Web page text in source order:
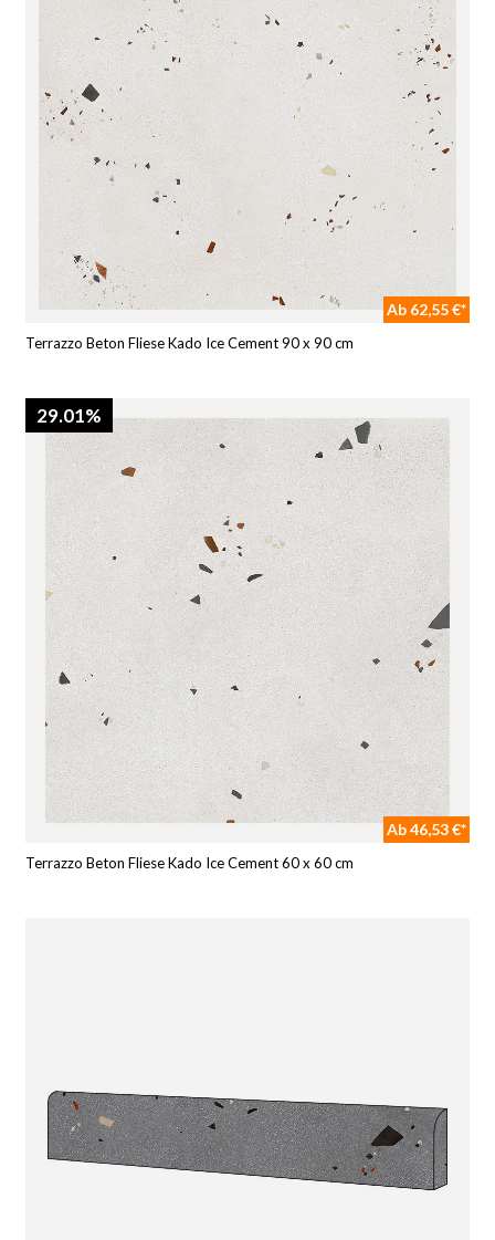
Ab 62,55 €*
Terrazzo Beton Fliese Kado Ice Cement 90 x 90 cm
29.01%
Ab 46,53 €*
Terrazzo Beton Fliese Kado Ice Cement 60 x 60 cm